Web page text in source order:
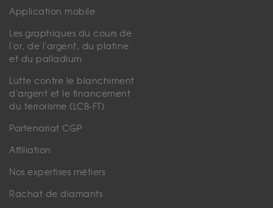
Application mobile
Les graphiques du cours de
l'or, de l'argent, du platine
et du palladium
Lutte contre le blanchiment
d'argent et le financement
du terrorisme (LCB-FT)
Partenariat CGP
Affiliation
Nos expertises métiers
Rachat de diamants